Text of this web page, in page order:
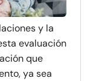
y la
evaluación
que
ya sea